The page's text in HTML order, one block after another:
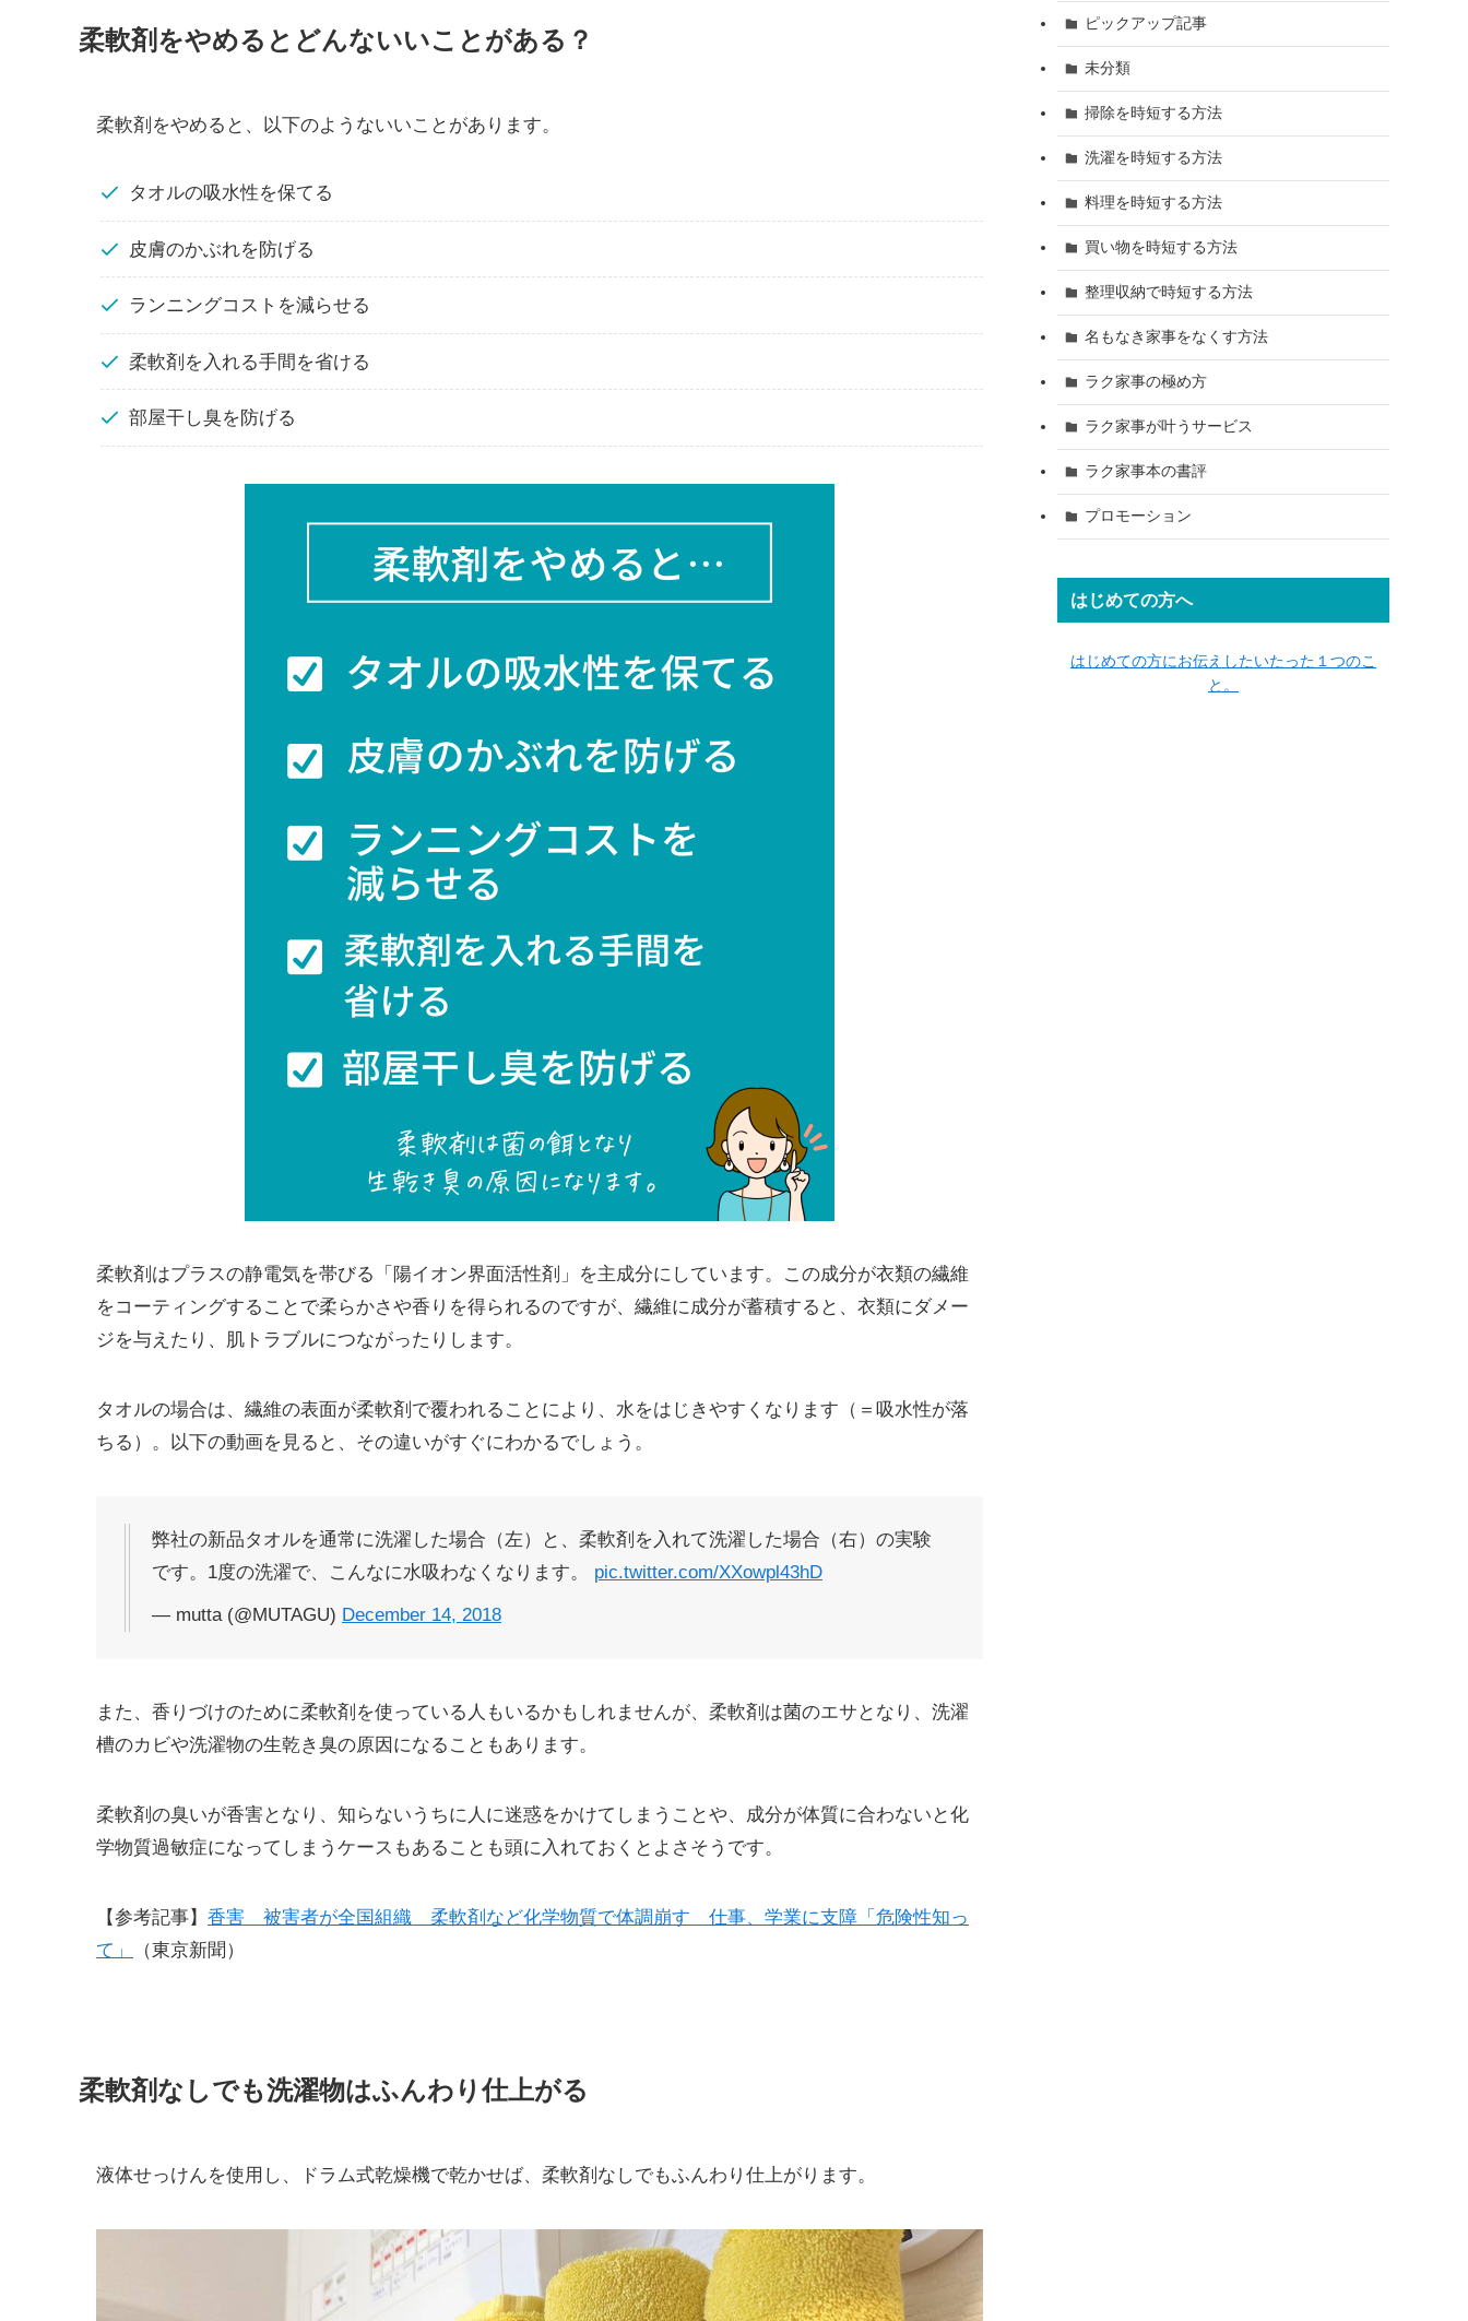
柔軟剤をやめるとどんないいことがある？
柔軟剤をやめると、以下のようないいことがあります。
タオルの吸水性を保てる
皮膚のかぶれを防げる
ランニングコストを減らせる
柔軟剤を入れる手間を省ける
部屋干し臭を防げる
柔軟剤はプラスの静電気を帯びる「陽イオン界面活性剤」を主成分にしています。この成分が衣類の繊維
を⁠コーティングすることで⁠柔らかさや香りを⁠得られるのですが、⁠⁠繊維に成分が蓄積すると、⁠衣類にダメー
ジを与えたり、⁠肌トラブルにつながったり⁠します。
タオルの場合は、繊維の表面が柔軟剤で覆われることにより、水をはじきやすくなります（＝吸水性が落
ちる）。以下の動画を見ると、その違いがすぐにわかるでしょう。
弊社の新品タオルを通常に洗濯した場合（左）と、柔軟剤を入れて洗濯した場合（右）の実験
です。1度の洗濯で、こんなに水吸わなくなります。 pic.twitter.com/XXowpl43hD
— mutta (@MUTAGU) December 14, 2018
また、香りづけのために柔軟剤を使っている人もいるかもしれませんが、柔軟剤は菌のエサとなり、洗濯
槽のカビや洗濯物の生乾き臭の原因になることもあります。
柔軟剤の臭いが香害となり、知らないうちに人に迷惑をかけてしまうことや、成分が体質に合わないと化
学物質過敏症になってしまうケースもあることも頭に入れておくとよさそうです。
【参考記事】 香害 被害者が全国組織 柔軟剤など化学物質で体調崩す 仕事、学業に支障「危険性知っ
て」
（東京新聞）
柔軟剤なしでも洗濯物はふんわり仕上がる
液体せっけんを使用し、ドラム式乾燥機で乾かせば、柔軟剤なしでもふんわり仕上がります。
ピックアップ記事
未分類
掃除を時短する方法
洗濯を時短する方法
料理を時短する方法
買い物を時短する方法
整理収納で時短する方法
名もなき家事をなくす方法
ラク家事の極め方
ラク家事が叶うサービス
ラク家事本の書評
プロモーション
はじめての方へ
はじめての方にお伝えしたいたった１つのこ
と。